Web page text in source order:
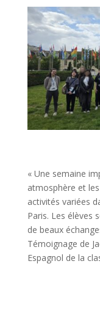
« Une semaine
atmosphère et
activités variées
Paris. Les élèves
de beaux
Témoignage de
Espagnol de la